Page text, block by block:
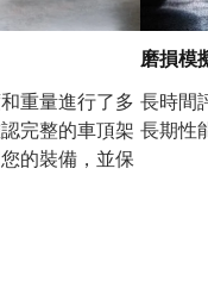
重量進行了多
完整的車頂架
的裝備，並保
磨損模
長時間
長期性